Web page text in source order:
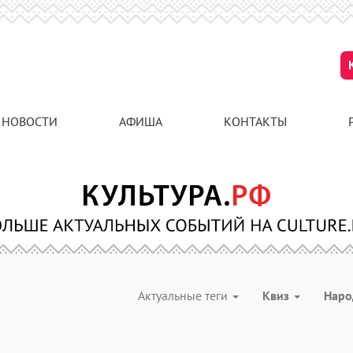
НОВОСТИ АФИША КОНТАКТЫ
Актуальные теги Квиз